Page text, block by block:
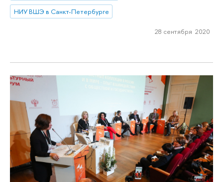
НИУ ВШЭ в Санкт-Петербурге
28 сентября 2020